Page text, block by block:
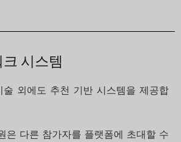
시스템
술 외에도 추천 기반 시스템을 제공합
은 다른 참가자를 플랫폼에 초대할 수